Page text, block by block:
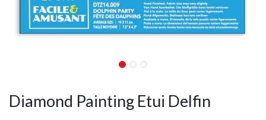
Diamond Painting Etui Delfin